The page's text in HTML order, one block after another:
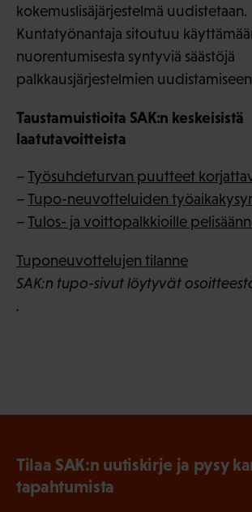
kokemuslisäjärjestelmä uudistetaan.
Kuntatyönantaja sitoutuu
nuorentumisesta syntyviä säästöjä
palkkausjärjestelmien
Taustamuistioita SAK:n keskeisistä
laatutavoitteista
–Työsuhdeturvan puutteet
–Tupo-neuvotteluiden
–Tulos- ja voittopalkkioille
Tuponeuvottelujen tilanne
SAK:n tupo-sivut löytyvät
.
Tilaa SAK:n uutiskirje ja pysy
tapahtumista